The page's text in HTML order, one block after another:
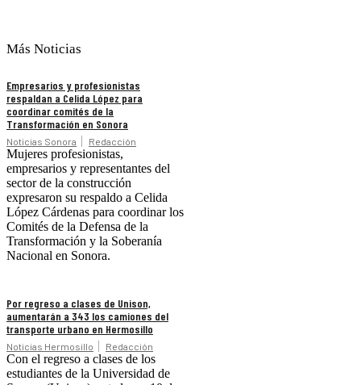
Más Noticias
Empresarios y profesionistas
respaldan a Celida López para
coordinar comités de la
Transformación en Sonora
Noticias Sonora Redacción
Mujeres profesionistas,
empresarios y representantes del
sector de la construcción
expresaron su respaldo a Celida
López Cárdenas para coordinar los
Comités de la Defensa de la
Transformación y la Soberanía
Nacional en Sonora.
Por regreso a clases de Unison,
aumentarán a 343 los camiones del
transporte urbano en Hermosillo
Noticias Hermosillo Redacción
Con el regreso a clases de los
estudiantes de la Universidad de